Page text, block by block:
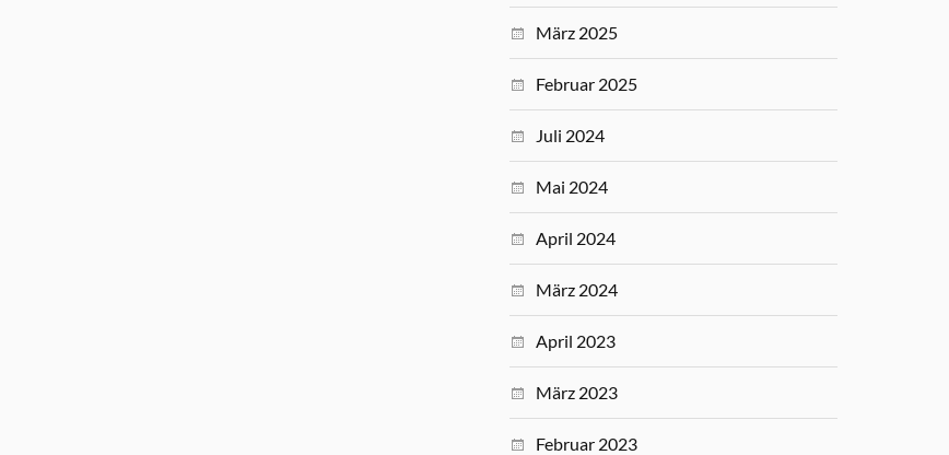
März 2025
Februar 2025
Juli 2024
Mai 2024
April 2024
März 2024
April 2023
März 2023
Februar 2023